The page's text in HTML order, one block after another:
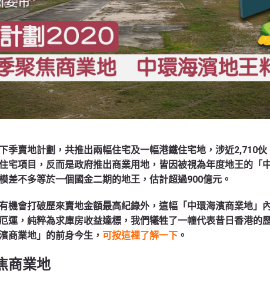
季賣地計劃，共推出兩幅住宅及一幅港鐵住宅地，涉近2,710
宅項目，反而是政府推出商業用地，皆因被視為年度地王的「
差不多等於一個國金二期的地王，估計超過900億元。
機會打破歷來賣地金額最高紀錄外，這幅「中環海濱商業地」
運，純粹為求庫房收益達標，我們犧牲了一幢代表昔日香港的
商業地」的前身今生， 可按這裡了解一下 。
商業地